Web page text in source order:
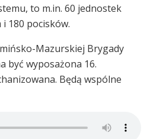
to m.in. 60 jednostek
180 pocisków.
Mazurskiej Brygady
być wyposażona 16.
Będą wspólne